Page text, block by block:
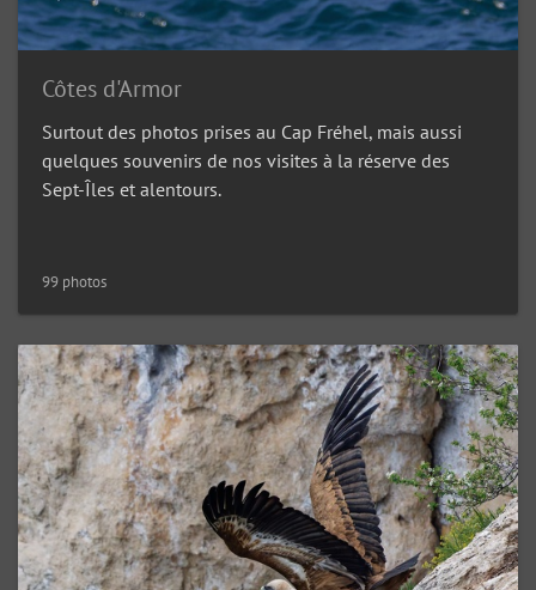
Côtes d'Armor
Surtout des photos prises au Cap Fréhel, mais aussi
quelques souvenirs de nos visites à la réserve des
Sept-Îles et alentours.
99 photos